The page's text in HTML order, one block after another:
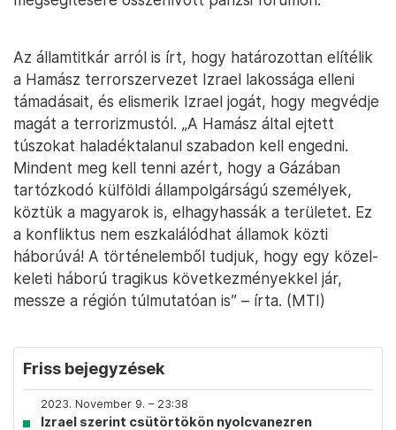
Az államtitkár arról is írt, hogy határozottan elítélik
a Hamász terrorszervezet Izrael lakossága elleni
támadásait, és elismerik Izrael jogát, hogy megvédje
magát a terrorizmustól. „A Hamász által ejtett
túszokat haladéktalanul szabadon kell engedni.
Mindent meg kell tenni azért, hogy a Gázában
tartózkodó külföldi állampolgárságú személyek,
köztük a magyarok is, elhagyhassák a területet. Ez
a konfliktus nem eszkalálódhat államok közti
háborúvá! A történelemből tudjuk, hogy egy közel-
keleti háború tragikus következményekkel jár,
messze a régión túlmutatóan is” – írta. (MTI)
Friss bejegyzések
2023. November 9. – 23:38
Izrael szerint csütörtökön nyolcvanezren